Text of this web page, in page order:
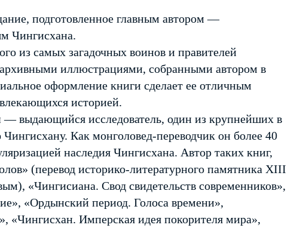
подготовленное главным автором —
Чингисхана.
из самых загадочных воинов и правителей
иллюстрациями, собранными автором в
оформление книги сделает ее отличным
историей.
выдающийся исследователь, один из крупнейших в
Как монголовед-переводчик он более 40
наследия Чингисхана. Автор таких книг,
(перевод историко-литературного памятника XIII
«Чингисиана. Свод свидетельств современников»,
«Ордынский период. Голоса времени»,
«Чингисхан. Имперская идея покорителя мира»,